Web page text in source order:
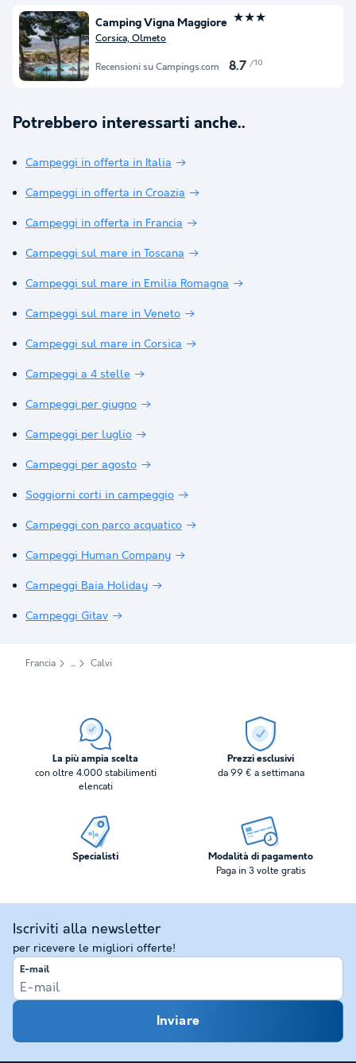
Camping Vigna Maggiore ★★★
Corsica, Olmeto
Recensioni su Campings.com 8.7 /10
Potrebbero interessarti anche..
Campeggi in offerta in Italia
Campeggi in offerta in Croazia
Campeggi in offerta in Francia
Campeggi sul mare in Toscana
Campeggi sul mare in Emilia Romagna
Campeggi sul mare in Veneto
Campeggi sul mare in Corsica
Campeggi a 4 stelle
Campeggi per giugno
Campeggi per luglio
Campeggi per agosto
Soggiorni corti in campeggio
Campeggi con parco acquatico
Campeggi Human Company
Campeggi Baia Holiday
Campeggi Gitav
Francia Calvi
La più ampia scelta
con oltre 4.000 stabilimenti
elencati
Prezzi esclusivi
da 99 € a settimana
Specialisti Modalità di pagamento
Paga in 3 volte gratis
Iscriviti alla newsletter
per ricevere le migliori offerte!
E-mail
Inviare